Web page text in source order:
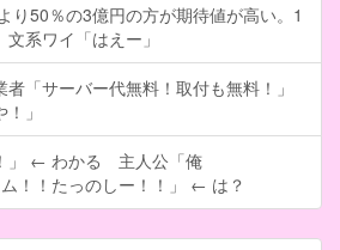
り50％の3億円の方が期待値が高い。1
系ワイ「はえー」
「サーバー代無料！取付も無料！」
」
」 ← わかる 主人公「俺
！！たっのしー！！」 ← は？